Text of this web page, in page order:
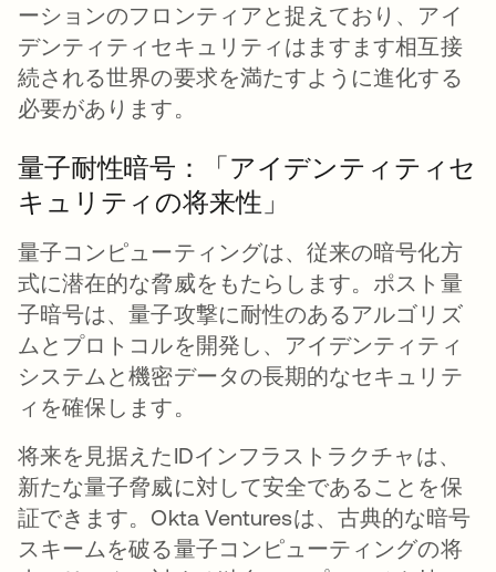
ーションのフロンティアと捉えており、アイ
デンティティセキュリティはますます相互接
続される世界の要求を満たすように進化する
必要があります。
量子耐性暗号：「アイデンティティセ
キュリティの将来性」
量子コンピューティングは、従来の暗号化方
式に潜在的な脅威をもたらします。ポスト量
子暗号は、量子攻撃に耐性のあるアルゴリズ
ムとプロトコルを開発し、アイデンティティ
システムと機密データの長期的なセキュリテ
ィを確保します。
将来を見据えたIDインフラストラクチャは、
新たな量子脅威に対して安全であることを保
証できます。Okta Venturesは、古典的な暗号
スキームを破る量子コンピューティングの将